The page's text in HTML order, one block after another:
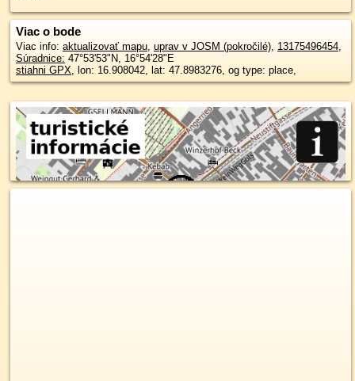
Viac o bode
Viac info: aktualizovať mapu, uprav v JOSM (pokročilé), 13175496454,
Súradnice: 47°53'53"N, 16°54'28"E
stiahni GPX, lon: 16.908042, lat: 47.8983276, og type: place,